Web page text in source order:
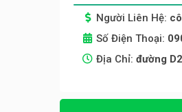
Người Liên Hệ:
Số Điện Thoại:
Địa Chỉ: đường